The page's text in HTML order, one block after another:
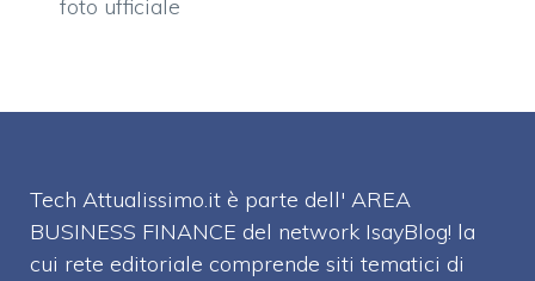
foto ufficiale
Tech Attualissimo.it è parte dell' AREA
BUSINESS FINANCE del network IsayBlog! la
cui rete editoriale comprende siti tematici di